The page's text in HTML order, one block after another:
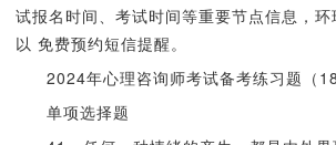
试报名时间、考试时间等重要节点信息，
以 免费预约短信提醒。
2024年心理咨询师考试备考练习题（18
单项选择题